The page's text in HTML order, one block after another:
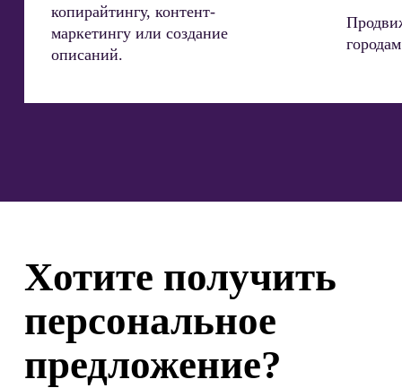
копирайтингу, контент-
маркетингу или создание
описаний.
Хотите получить
персональное
предложение?